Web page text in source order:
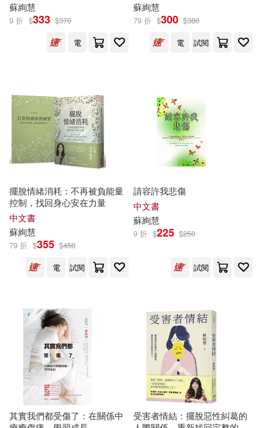
蘇絢慧
9 折 $333 $370
電
蘇絢慧
79 折 $300 $380
電
試閱
擺脫情緒消耗：不再被負能量
控制，找回身心安在力量
中文書
蘇絢慧
79 折 $355 $450
電
試閱
請容許我悲傷
中文書
蘇絢慧
9 折 $225 $250
試閱
其實我們都受傷了：在關係中
受害者情結：擺脫惡性糾葛的